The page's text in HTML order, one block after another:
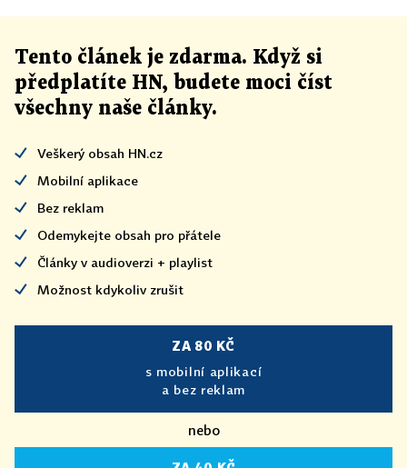
Tento článek je zdarma. Když si
předplatíte HN, budete moci číst
všechny naše články.
Veškerý obsah HN.cz
Mobilní aplikace
Bez reklam
Odemykejte obsah pro přátele
Články v audioverzi + playlist
Možnost kdykoliv zrušit
ZA 80 KČ
s mobilní aplikací
a bez reklam
nebo